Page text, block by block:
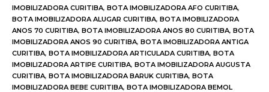
IMOBILIZADORA CURITIBA, BOTA IMOBILIZADORA AFO CURITIBA,
BOTA IMOBILIZADORA ALUGAR CURITIBA, BOTA IMOBILIZADORA
ANOS 70 CURITIBA, BOTA IMOBILIZADORA ANOS 80 CURITIBA, BOTA
IMOBILIZADORA ANOS 90 CURITIBA, BOTA IMOBILIZADORA ANTIGA
CURITIBA, BOTA IMOBILIZADORA ARTICULADA CURITIBA, BOTA
IMOBILIZADORA ARTIPE CURITIBA, BOTA IMOBILIZADORA AUGUSTA
CURITIBA, BOTA IMOBILIZADORA BARUK CURITIBA, BOTA
IMOBILIZADORA BEBE CURITIBA, BOTA IMOBILIZADORA BEMOL